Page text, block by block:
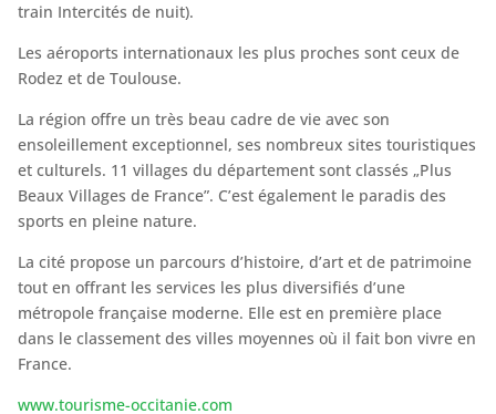
train Intercités de nuit).
Les aéroports internationaux les plus proches sont ceux de
Rodez et de Toulouse.
La région offre un très beau cadre de vie avec son
ensoleillement exceptionnel, ses nombreux sites touristiques
et culturels. 11 villages du département sont classés „Plus
Beaux Villages de France”. C’est également le paradis des
sports en pleine nature.
La cité propose un parcours d’histoire, d’art et de patrimoine
tout en offrant les services les plus diversifiés d’une
métropole française moderne. Elle est en première place
dans le classement des villes moyennes où il fait bon vivre en
France.
www.tourisme-occitanie.com